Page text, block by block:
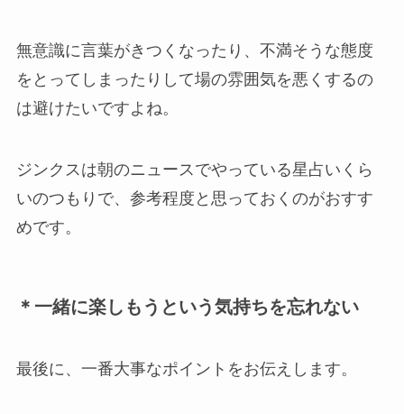
無意識に言葉がきつくなったり、不満そうな態度
をとってしまったりして場の雰囲気を悪くするの
は避けたいですよね。
ジンクスは朝のニュースでやっている星占いくら
いのつもりで、参考程度と思っておくのがおすす
めです。
＊一緒に楽しもうという気持ちを忘れない
最後に、一番大事なポイントをお伝えします。